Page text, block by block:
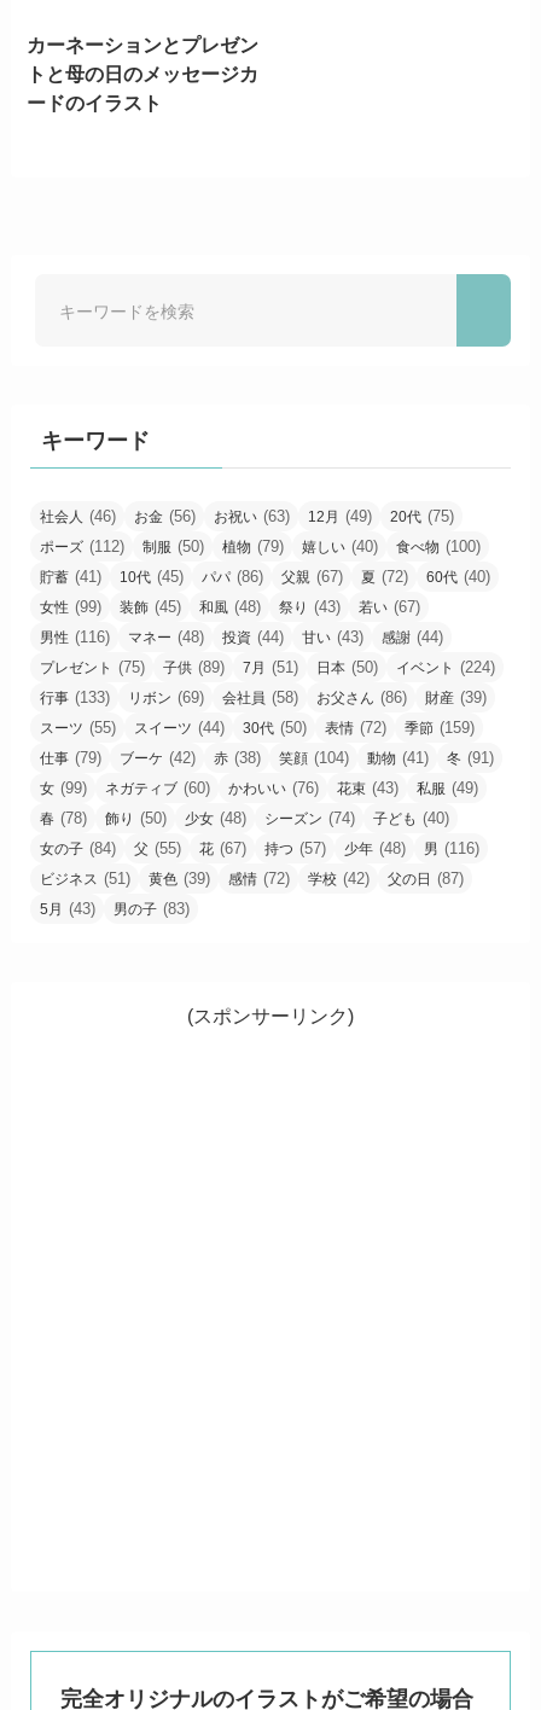
カーネーションとプレゼン
トと母の日のメッセージカ
ードのイラスト
キーワード
社会人 (46) お金 (56) お祝い (63) 12月 (49) 20代 (75)
ポーズ (112) 制服 (50) 植物 (79) 嬉しい (40) 食べ物 (100)
貯蓄 (41) 10代 (45) パパ (86) 父親 (67) 夏 (72) 60代 (40)
女性 (99) 装飾 (45) 和風 (48) 祭り (43) 若い (67)
男性 (116) マネー (48) 投資 (44) 甘い (43) 感謝 (44)
プレゼント (75) 子供 (89) 7月 (51) 日本 (50) イベント (224)
行事 (133) リボン (69) 会社員 (58) お父さん (86) 財産 (39)
スーツ (55) スイーツ (44) 30代 (50) 表情 (72) 季節 (159)
仕事 (79) ブーケ (42) 赤 (38) 笑顔 (104) 動物 (41) 冬 (91)
女 (99) ネガティブ (60) かわいい (76) 花束 (43) 私服 (49)
春 (78) 飾り (50) 少女 (48) シーズン (74) 子ども (40)
女の子 (84) 父 (55) 花 (67) 持つ (57) 少年 (48) 男 (116)
ビジネス (51) 黄色 (39) 感情 (72) 学校 (42) 父の日 (87)
5月 (43) 男の子 (83)
(スポンサーリンク)
完全オリジナルのイラストがご希望の場合